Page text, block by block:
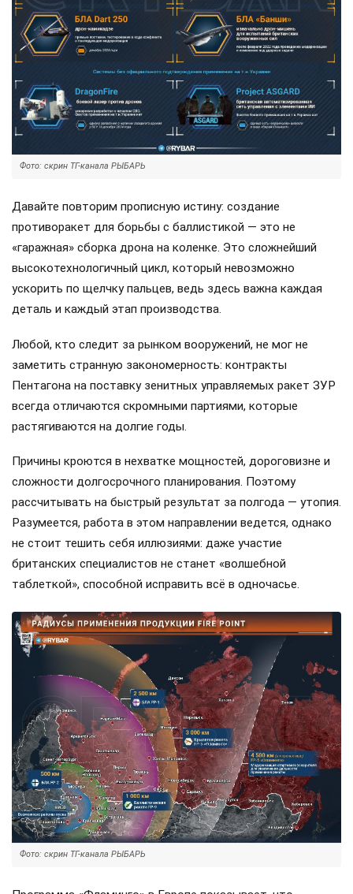
Фото: скрин ТГ-канала РЫБАРЬ
Давайте повторим прописную истину: создание
противоракет для борьбы с баллистикой — это не
«гаражная» сборка дрона на коленке. Это сложнейший
высокотехнологичный цикл, который невозможно
ускорить по щелчку пальцев, ведь здесь важна каждая
деталь и каждый этап производства.
Любой, кто следит за рынком вооружений, не мог не
заметить странную закономерность: контракты
Пентагона на поставку зенитных управляемых ракет ЗУР
всегда отличаются скромными партиями, которые
растягиваются на долгие годы.
Причины кроются в нехватке мощностей, дороговизне и
сложности долгосрочного планирования. Поэтому
рассчитывать на быстрый результат за полгода — утопия.
Разумеется, работа в этом направлении ведется, однако
не стоит тешить себя иллюзиями: даже участие
британских специалистов не станет «волшебной
таблеткой», способной исправить всё в одночасье.
Фото: скрин ТГ-канала РЫБАРЬ